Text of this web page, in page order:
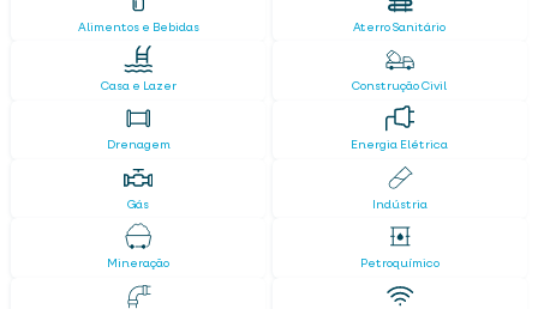
Alimentos e Bebidas Aterro Sanitário
Casa e Lazer Construção Civil
Drenagem Energia Elétrica
Gás Indústria
Mineração Petroquímico